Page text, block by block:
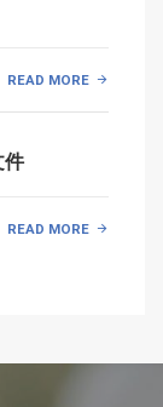
READ MORE
件
READ MORE